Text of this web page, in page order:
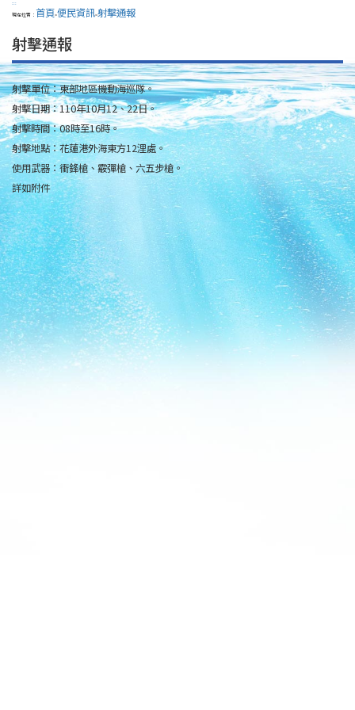
:::
現在位置： 首頁>便民資訊>射擊通報
射擊通報
射擊單位：東部地區機動海巡隊。
射擊日期：110年10月12、22日。
射擊時間：08時至16時。
射擊地點：花蓮港外海東方12浬處。
使用武器：衝鋒槍、霰彈槍、六五步槍。
詳如附件